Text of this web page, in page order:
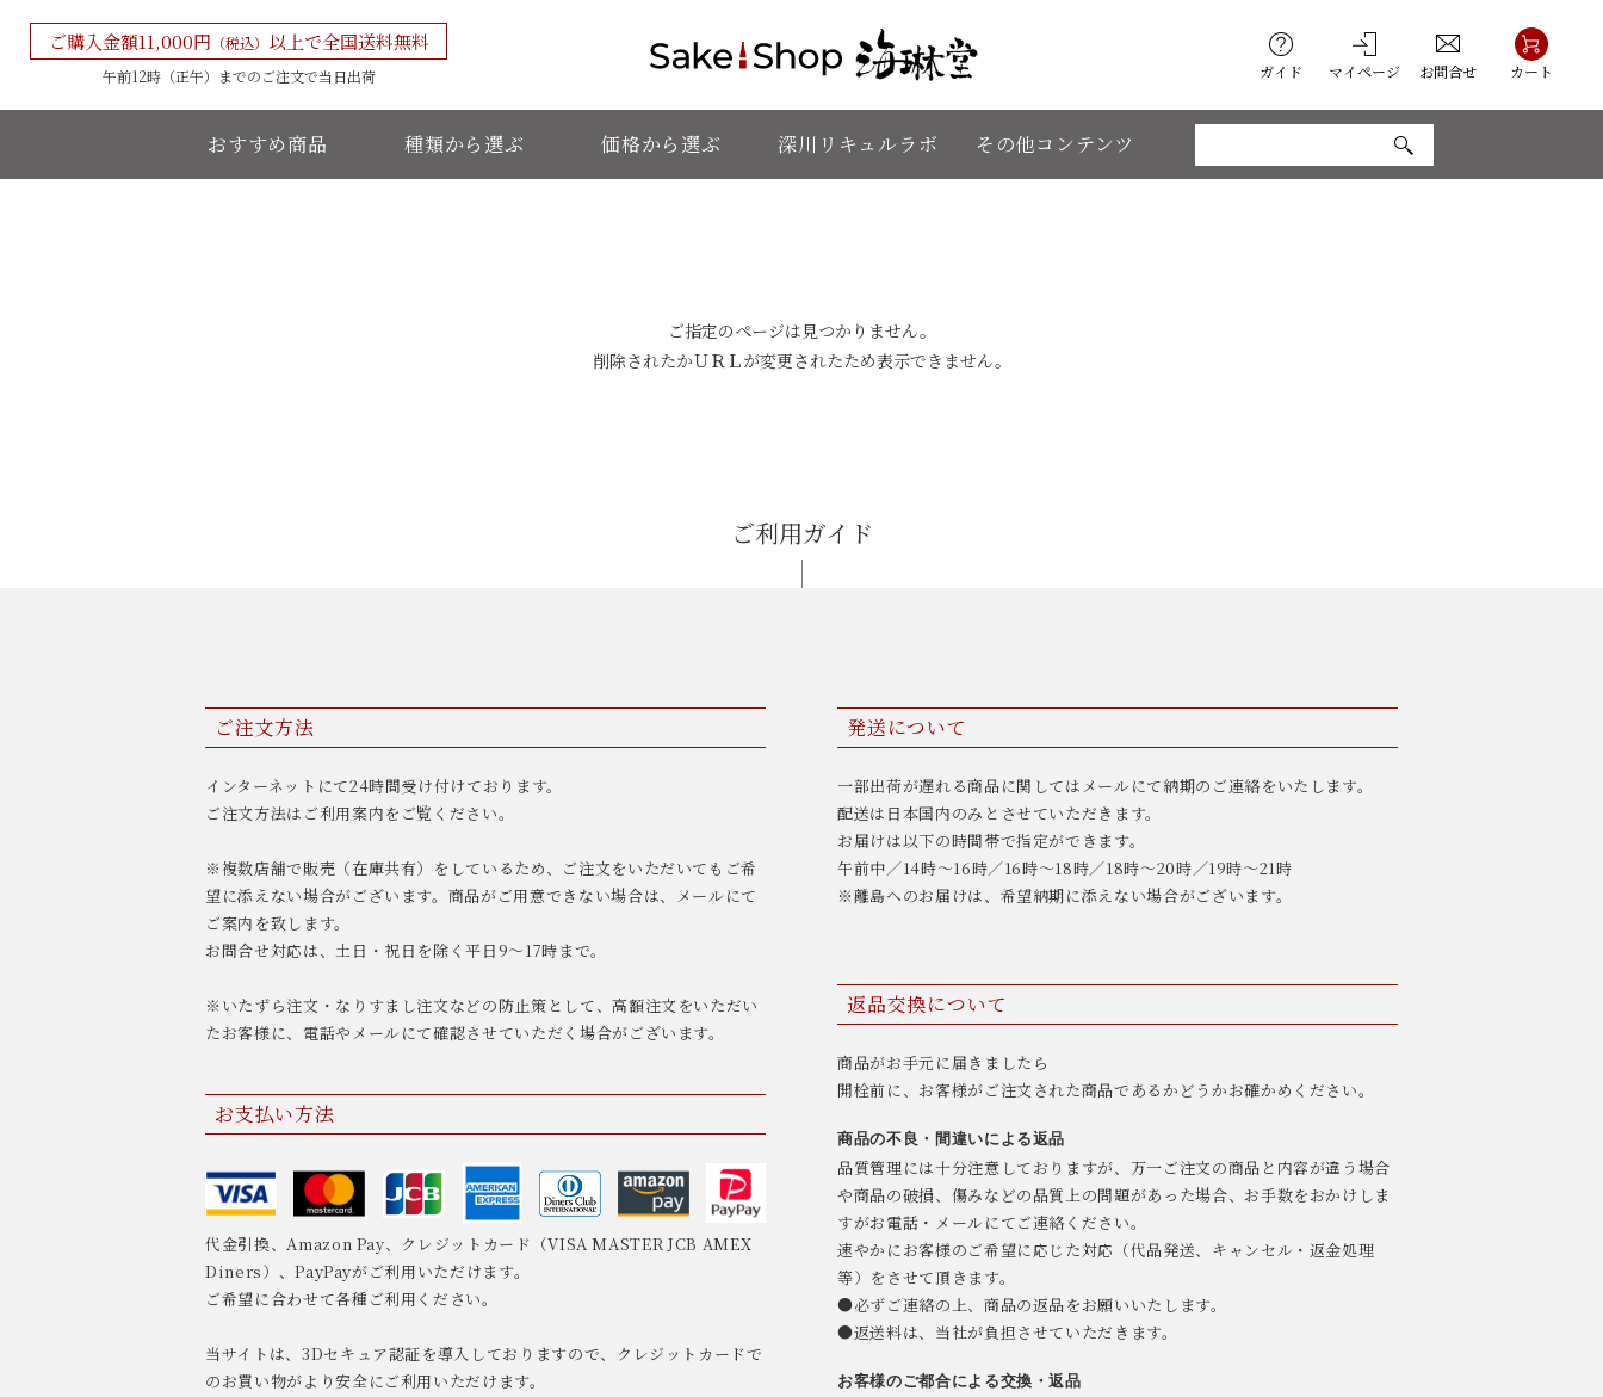
ご購入金額11,000円 （税込） 以上で全国送料無料
午前12時（正午）までのご注文で当日出荷 ガイド マイページ お問合せ カート
おすすめ商品 種類から選ぶ 価格から選ぶ 深川リキュルラボ その他コンテンツ
ご指定のページは見つかりません。
削除されたかＵＲＬが変更されたため表示できません。
ご利用ガイド
ご注文方法
インターネットにて24時間受け付けております。
ご注文方法はご利用案内をご覧ください。
※複数店舗で販売（在庫共有）をしているため、ご注文をいただいてもご希
望に添えない場合がございます。商品がご用意できない場合は、メールにて
ご案内を致します。
お問合せ対応は、土日・祝日を除く平日9〜17時まで。
※いたずら注文・なりすまし注文などの防止策として、高額注文をいただい
たお客様に、電話やメールにて確認させていただく場合がございます。
お支払い方法
代金引換、Amazon Pay、クレジットカード（VISA MASTER JCB AMEX
Diners）、PayPayがご利用いただけます。
ご希望に合わせて各種ご利用ください。
当サイトは、3Dセキュア認証を導入しておりますので、クレジットカードで
のお買い物がより安全にご利用いただけます。
発送について
一部出荷が遅れる商品に関してはメールにて納期のご連絡をいたします。
配送は日本国内のみとさせていただきます。
お届けは以下の時間帯で指定ができます。
午前中／14時〜16時／16時〜18時／18時〜20時／19時〜21時
※離島へのお届けは、希望納期に添えない場合がございます。
返品交換について
商品がお手元に届きましたら
開栓前に、お客様がご注文された商品であるかどうかお確かめください。
商品の不良・間違いによる返品
品質管理には十分注意しておりますが、万一ご注文の商品と内容が違う場合
や商品の破損、傷みなどの品質上の問題があった場合、お手数をおかけしま
すがお電話・メールにてご連絡ください。
速やかにお客様のご希望に応じた対応（代品発送、キャンセル・返金処理
等）をさせて頂きます。
●必ずご連絡の上、商品の返品をお願いいたします。
●返送料は、当社が負担させていただきます。
お客様のご都合による交換・返品